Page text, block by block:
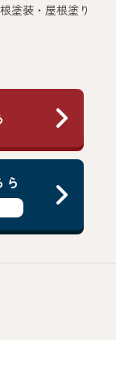
塗装・屋根塗り